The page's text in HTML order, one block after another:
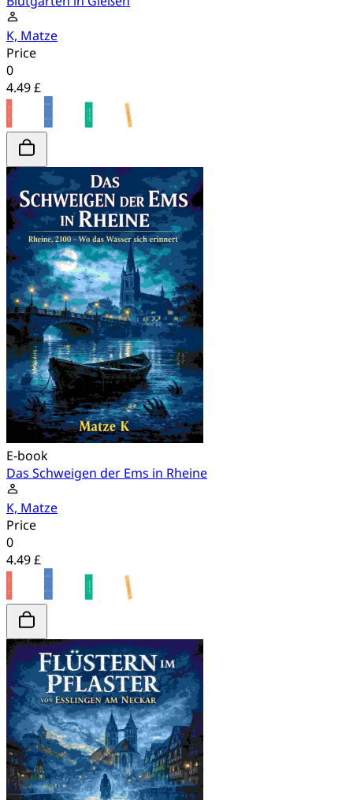
K, Matze
Price
0
4.49 £
E-book
Das Schweigen der Ems in Rheine
K, Matze
Price
0
4.49 £